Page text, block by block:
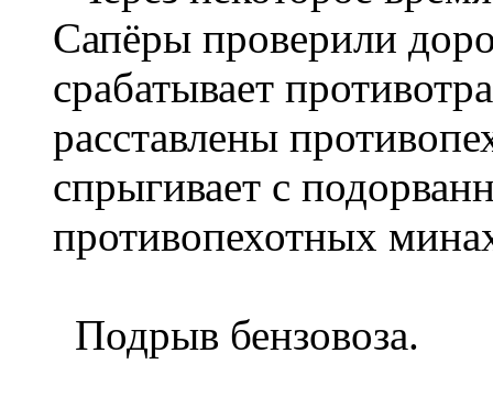
Сапёры проверили
срабатывает
расставлены
спрыгивает с
противопехотных
Подрыв бензовоза.